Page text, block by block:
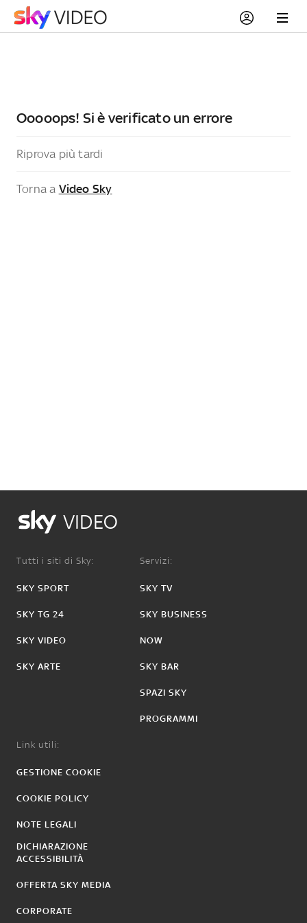
Ooooops! Si è verificato un errore
Riprova più tardi
Torna a Video Sky
VIDEO
Tutti i siti di Sky:
SKY SPORT
SKY TG 24
SKY VIDEO
SKY ARTE
Servizi:
SKY TV
SKY BUSINESS
NOW
SKY BAR
SPAZI SKY
PROGRAMMI
Link utili:
GESTIONE COOKIE
COOKIE POLICY
NOTE LEGALI
DICHIARAZIONE
ACCESSIBILITÀ
OFFERTA SKY MEDIA
CORPORATE